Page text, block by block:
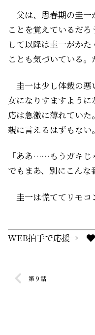
父は、思春期の圭一
ことを覚えているだ
して以降は圭一がか
ことも気づいている。
圭一は少し体裁の悪
女になりすますよう
応は急激に薄れてい
親に言えるはずもない。
「ああ……もうガキじ
でもまあ、別にこんな
圭一は慌ててリモコ
WEB拍手で応援→
第９話